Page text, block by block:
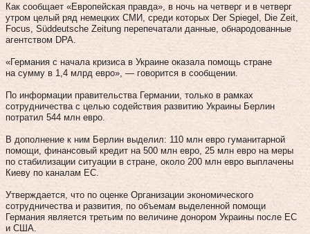
Как сообщает «Европейская правда», в ночь на четверг и в четверг
утром целый ряд немецких СМИ, среди которых Der Spiegel, Die Zeit,
Focus, Süddeutsche Zeitung перепечатали данные, обнародованные
агентством DPA.
«Германия с начала кризиса в Украине оказала помощь стране
на сумму в 1,4 млрд евро», — говорится в сообщении.
По информации правительства Германии, только в рамках
сотрудничества с целью содействия развитию Украины Берлин
потратил 544 млн евро.
В дополнение к ним Берлин выделил: 110 млн евро гуманитарной
помощи, финансовый кредит на 500 млн евро, 25 млн евро на меры
по стабилизации ситуации в стране, около 200 млн евро выплачены
Киеву по каналам ЕС.
Утверждается, что по оценке Организации экономического
сотрудничества и развития, по объемам выделенной помощи
Германия является третьим по величине донором Украины после ЕС
и США.